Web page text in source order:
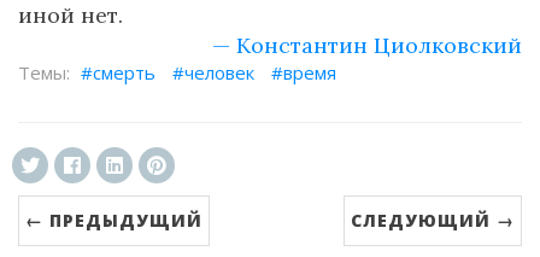
иной нет.
— Константин Циолковский
смерть человек время
← ПРЕДЫДУЩИЙ СЛЕДУЮЩИЙ →